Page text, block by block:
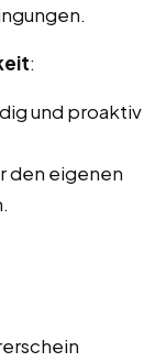
:
und proaktiv
den eigenen